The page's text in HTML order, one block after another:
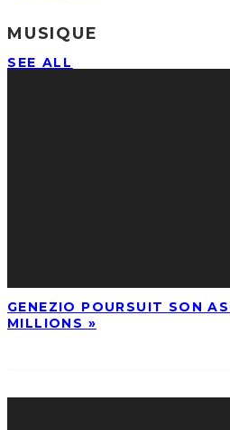
MUSIQUE
SEE ALL
GENEZIO POURSUIT SON
MILLIONS »